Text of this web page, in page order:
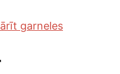
garneles